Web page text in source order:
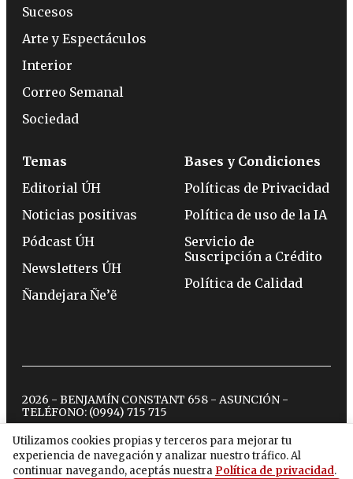
Utilizamos cookies propias y terceros para mejorar tu
experiencia de navegación y analizar nuestro tráfico. Al
continuar navegando, aceptás nuestra Política de privacidad.
Sucesos
Arte y Espectáculos
Interior
Correo Semanal
Sociedad
Temas
Editorial ÚH
Noticias positivas
Pódcast ÚH
Newsletters ÚH
Ñandejara Ñe’ẽ
Bases y Condiciones
Políticas de Privacidad
Política de uso de la IA
Servicio de
Suscripción a Crédito
Política de Calidad
2026 - BENJAMÍN CONSTANT 658 - ASUNCIÓN -
TELÉFONO: (0994) 715 715
twitterinstagram
facebook
tiktokyoutubespotify